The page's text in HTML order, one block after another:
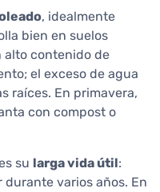
, idealmente
bien en suelos
alto contenido de
el exceso de agua
raíces. En primavera,
con compost o
su larga vida útil:
varios años. En